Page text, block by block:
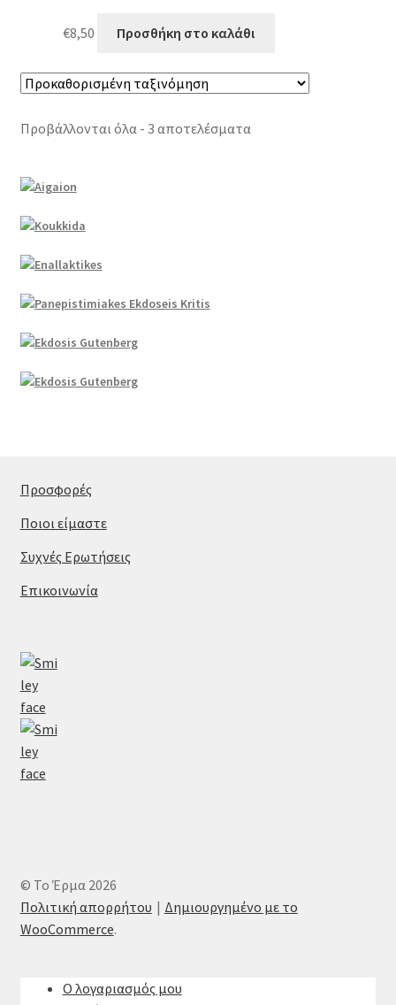
€8,50 Προσθήκη στο καλάθι
Προβάλλονται όλα - 3 αποτελέσματα
Προσφορές
Ποιοι είμαστε
Συχνές Ερωτήσεις
Επικοινωνία
© Το Έρμα 2026
Πολιτική απορρήτου
Δημιουργημένο με το
WooCommerce.
Ο λογαριασμός μου